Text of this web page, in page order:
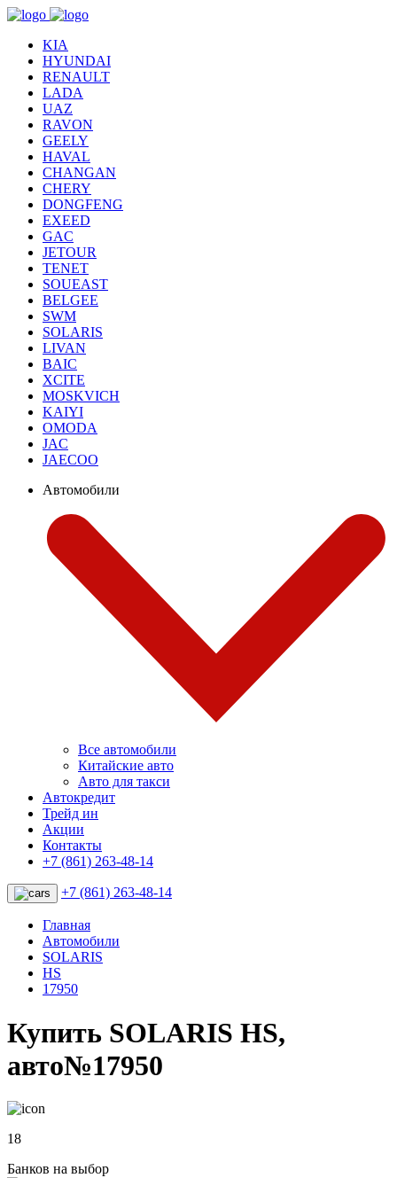
KIA
HYUNDAI
RENAULT
LADA
UAZ
RAVON
GEELY
HAVAL
CHANGAN
CHERY
DONGFENG
EXEED
GAC
JETOUR
TENET
SOUEAST
BELGEE
SWM
SOLARIS
LIVAN
BAIC
XCITE
MOSKVICH
KAIYI
OMODA
JAC
JAECOO
Автомобили
Все автомобили
Китайские авто
Авто для такси
Автокредит
Трейд ин
Акции
Контакты
+7 (861) 263-48-14
+7 (861) 263-48-14
Главная
Автомобили
SOLARIS
HS
17950
Купить SOLARIS HS,
авто№17950
18
Банков на выбор